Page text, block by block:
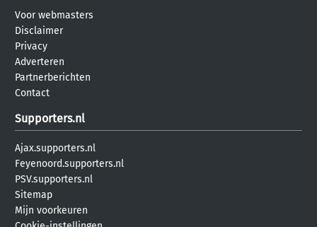
Voor webmasters
Disclaimer
Privacy
Adverteren
Partnerberichten
Contact
Supporters.nl
Ajax.supporters.nl
Feyenoord.supporters.nl
PSV.supporters.nl
Sitemap
Mijn voorkeuren